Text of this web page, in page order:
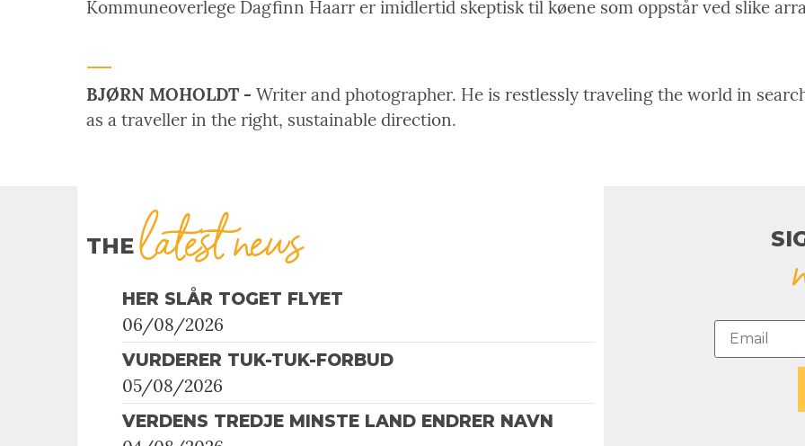
Kommuneoverlege Dagfinn Haarr er imidlertid skeptisk til køene som oppstår ved slike
BJØRN MOHOLDT - Writer and photographer. He is restlessly traveling the world in
as a traveller in the right, sustainable direction.
THElatest news
HER SLÅR TOGET FLYET
06/08/2026
VURDERER TUK-TUK-FORBUD
05/08/2026
VERDENS TREDJE MINSTE LAND ENDRER NAVN